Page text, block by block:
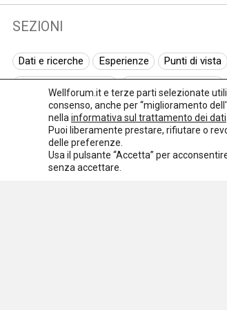
SEZIONI
Dati e ricerche Esperienze
Punti di vista
Normativa europea
Rassegna normativa
I seminari di Welforum
Eventi
Spazio ai promotori
Wellforum.it e terze parti selezionate
consenso, anche per “miglioramento
nella informativa sul trattamento dei dati
Puoi liberamente prestare, rifiutare o
delle preferenze.
Usa il pulsante “Accetta” per
senza accettare.